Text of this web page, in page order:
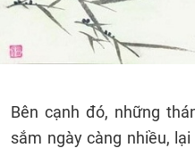
Bên cạnh đó, những
sắm ngày càng nhiều,